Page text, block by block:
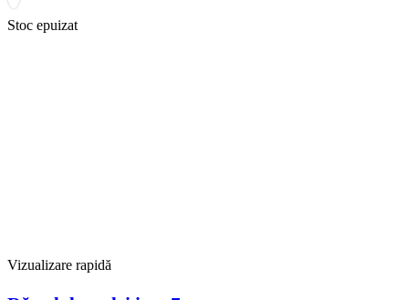
Stoc epuizat
Vizualizare rapidă